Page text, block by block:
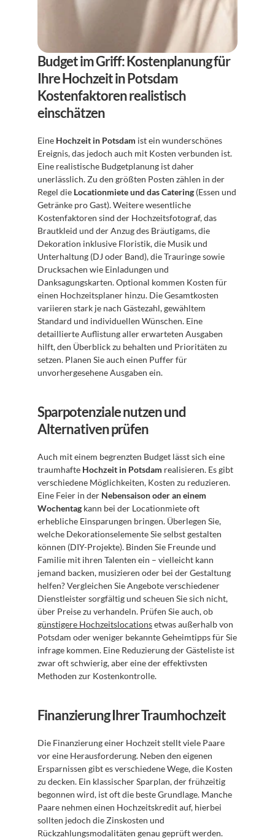
Budget im Griff: Kostenplanung für
Ihre Hochzeit in Potsdam
Kostenfaktoren realistisch
einschätzen
Eine Hochzeit in Potsdam ist ein wunderschönes
Ereignis, das jedoch auch mit Kosten verbunden ist.
Eine realistische Budgetplanung ist daher
unerlässlich. Zu den größten Posten zählen in der
Regel die Locationmiete und das Catering (Essen und
Getränke pro Gast). Weitere wesentliche
Kostenfaktoren sind der Hochzeitsfotograf, das
Brautkleid und der Anzug des Bräutigams, die
Dekoration inklusive Floristik, die Musik und
Unterhaltung (DJ oder Band), die Trauringe sowie
Drucksachen wie Einladungen und
Danksagungskarten. Optional kommen Kosten für
einen Hochzeitsplaner hinzu. Die Gesamtkosten
variieren stark je nach Gästezahl, gewähltem
Standard und individuellen Wünschen. Eine
detaillierte Auflistung aller erwarteten Ausgaben
hilft, den Überblick zu behalten und Prioritäten zu
setzen. Planen Sie auch einen Puffer für
unvorhergesehene Ausgaben ein.
Sparpotenziale nutzen und
Alternativen prüfen
Auch mit einem begrenzten Budget lässt sich eine
traumhafte Hochzeit in Potsdam realisieren. Es gibt
verschiedene Möglichkeiten, Kosten zu reduzieren.
Eine Feier in der Nebensaison oder an einem
Wochentag kann bei der Locationmiete oft
erhebliche Einsparungen bringen. Überlegen Sie,
welche Dekorationselemente Sie selbst gestalten
können (DIY-Projekte). Binden Sie Freunde und
Familie mit ihren Talenten ein – vielleicht kann
jemand backen, musizieren oder bei der Gestaltung
helfen? Vergleichen Sie Angebote verschiedener
Dienstleister sorgfältig und scheuen Sie sich nicht,
günstigere Hochzeitslocations etwas außerhalb von
Potsdam oder weniger bekannte Geheimtipps für Sie
infrage kommen. Eine Reduzierung der Gästeliste ist
zwar oft schwierig, aber eine der effektivsten
Methoden zur Kostenkontrolle.
Finanzierung Ihrer Traumhochzeit
Die Finanzierung einer Hochzeit stellt viele Paare
vor eine Herausforderung. Neben den eigenen
Ersparnissen gibt es verschiedene Wege, die Kosten
zu decken. Ein klassischer Sparplan, der frühzeitig
begonnen wird, ist oft die beste Grundlage. Manche
Paare nehmen einen Hochzeitskredit auf, hierbei
sollten jedoch die Zinskosten und
Rückzahlungsmodalitäten genau geprüft werden.